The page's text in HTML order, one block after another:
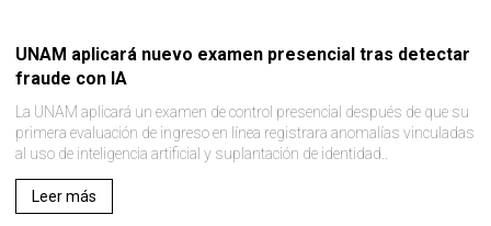
UNAM aplicará nuevo examen presencial tras detectar
fraude con IA
La UNAM aplicará un examen de control presencial después de que su
primera evaluación de ingreso en línea registrara anomalías vinculadas
al uso de inteligencia artificial y suplantación de identidad..
Leer más